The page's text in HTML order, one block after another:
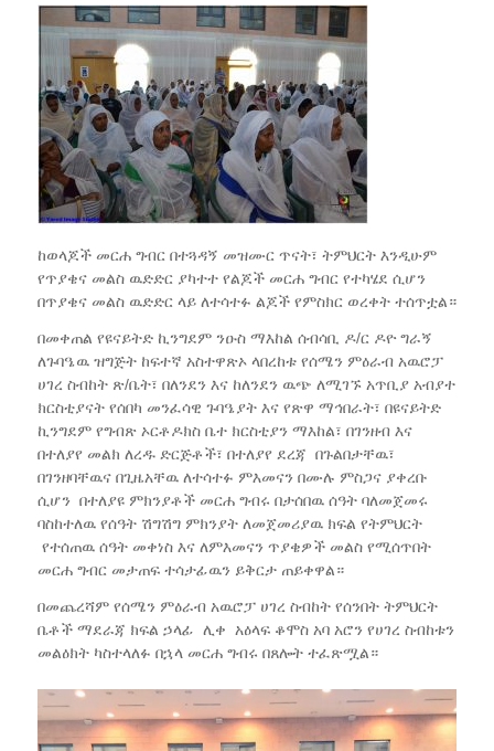
ከወላጆች መርሐ ግብር በተጓዳኝ መዝሙር ጥናት፣ ትምህርት እንዲሁም
የጥያቄና መልስ ዉድድር ያካተተ የልጆች መርሐ ግብር የተካሄደ ሲሆን
በጥያቄና መልስ ዉድድር ላይ ለተሳተፉ ልጆች የምስክር ወረቀት ተሰጥቷል።
በመቀጠል የዩናይትድ ኪንግደም ንዑስ ማእከል ሰብሳቢ ዶ/ር ዶዮ ግራኝ
ለጉባዔዉ ዝግጅት ከፍተኛ አስተዋጽኦ ላበረከቱ የሰሜን ምዕራብ አዉሮፓ
ሀገረ ስብከት ጽ/ቤት፣ በለንደን እና ከለንደን ዉጭ ለሚገኙ አጥቢያ አብያተ
ክርስቲያናት የሰበካ መንፈሳዊ ጉባዔያት እና የጽዋ ማኅበራት፣ በዩናይትድ
ኪንግደም የግብጽ ኦርቶዶክስ ቤተ ክርስቲያን ማእከል፣ በገንዘብ እና
በተለያየ መልክ ለረዱ ድርጅቶች፣ በተለያየ ደረጃ በጉልበታቸዉ፣
በገንዘባቸዉና በጊዜአቸዉ ለተሳተፉ ምእመናን በሙሉ ምስጋና ያቀረቡ
ሲሆን በተለያዩ ምክንያቶች መርሐ ግብሩ በታሰበዉ ሰዓት ባለመጀመሩ
ባስከተለዉ የሰዓት ሽግሽግ ምክንያት ለመጀመሪያዉ ክፍል የትምህርት
የተሰጠዉ ሰዓት መቀነስ እና ለምእመናን ጥያቄዎች መልስ የሚሰጥበት
መርሐ ግብር መታጠፍ ተሳታፊዉን ይቅርታ ጠይቀዋል።
በመጨረሻም የሰሜን ምዕራብ አዉሮፓ ሀገረ ስብከት የሰንበት ትምህርት
ቤቶች ማደራጃ ክፍል ኃላፊ ሊቀ አዕላፍ ቆሞስ አባ አሮን የሀገረ ስብከቱን
መልዕክት ካስተላለፉ በኋላ መርሐ ግብሩ በጸሎት ተፈጽሟል።